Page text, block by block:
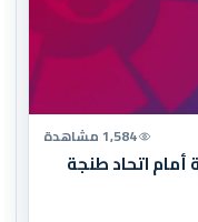
1,584 مشاهدة
أمام اتحاد طنجة